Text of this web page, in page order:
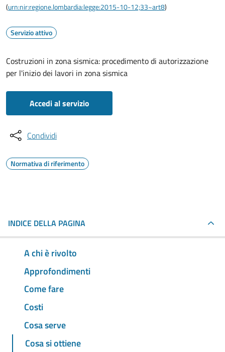
(urn:nir:regione.lombardia:legge:2015-10-12;33~art8)
Servizio attivo
Costruzioni in zona sismica: procedimento di autorizzazione
per l'inizio dei lavori in zona sismica
Accedi al servizio
Condividi
Normativa di riferimento
INDICE DELLA PAGINA
A chi è rivolto
Approfondimenti
Come fare
Costi
Cosa serve
Cosa si ottiene